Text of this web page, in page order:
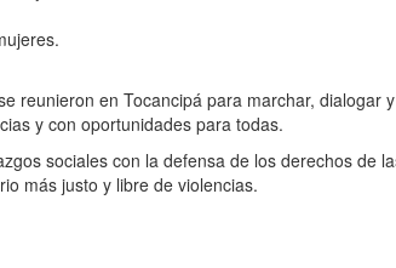
reunieron en Tocancipá para marchar, dialogar y
y con oportunidades para todas.
sociales con la defensa de los derechos de
más justo y libre de violencias.